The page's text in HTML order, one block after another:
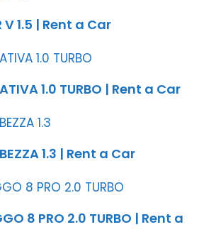
1.5 | Rent a Car
1.0 TURBO | Rent a Car
1.3 | Rent a Car
8 PRO 2.0 TURBO | Rent a